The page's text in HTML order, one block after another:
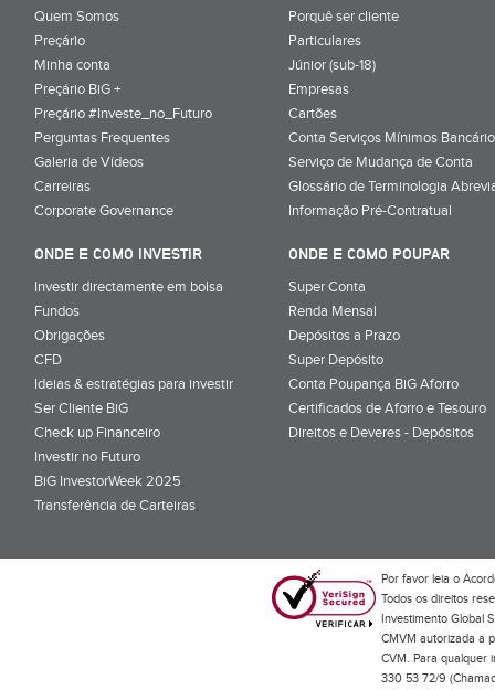
Quem Somos
Preçário
Minha conta
Preçário BiG +
Preçário #Investe_no_Futuro
Perguntas Frequentes
Galeria de Vídeos
Carreiras
Corporate Governance
Porquê ser cliente
Particulares
Júnior (sub-18)
Empresas
Cartões
Conta Serviços Mínimos
Serviço de Mudança de Conta
Glossário de Terminologia
Informação Pré-Contratual
ONDE E COMO INVESTIR
Investir directamente em bolsa
Fundos
Obrigações
CFD
Ideias & estratégias para investir
Ser Cliente BiG
Check up Financeiro
Investir no Futuro
BiG InvestorWeek 2025;
Transferência de Carteiras;
ONDE E COMO POUPAR
Super Conta
Renda Mensal
Depósitos a Prazo
Super Depósito
Conta Poupança BiG Aforro
Certificados de Aforro e Tesouro
Direitos e Deveres - Depósitos
Por favor leia o
Todos os direitos
Investimento Global
CMVM autorizada a
CVM. Para qualquer
330 53 72/9